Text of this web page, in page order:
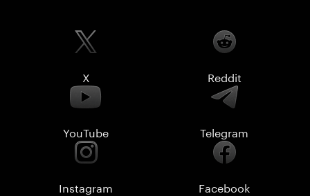
X Reddit
YouTube Telegram
Instagram Facebook